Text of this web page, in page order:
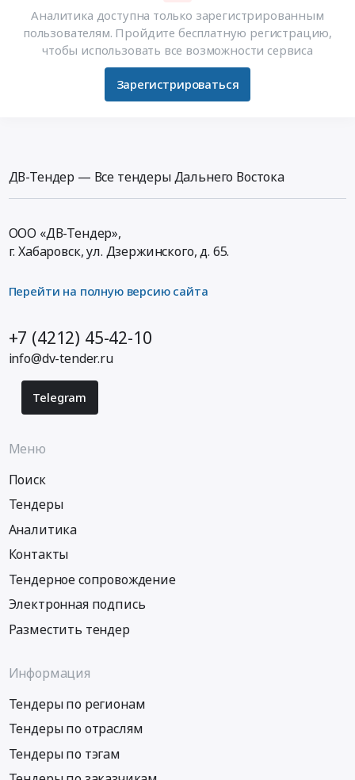
Аналитика доступна только зарегистрированным
пользователям. Пройдите бесплатную регистрацию,
чтобы использовать все возможности сервиса
Зарегистрироваться
ДВ-Тендер — Все тендеры Дальнего Востока
ООО «ДВ-Тендер»,
г. Хабаровск,ул. Дзержинского, д. 65.
Перейти на полную версию сайта
+7 (4212) 45-42-10
info@dv-tender.ru
Telegram
Меню
Поиск
Тендеры
Аналитика
Контакты
Тендерное сопровождение
Электронная подпись
Разместить тендер
Информация
Тендеры по регионам
Тендеры по отраслям
Тендеры по тэгам